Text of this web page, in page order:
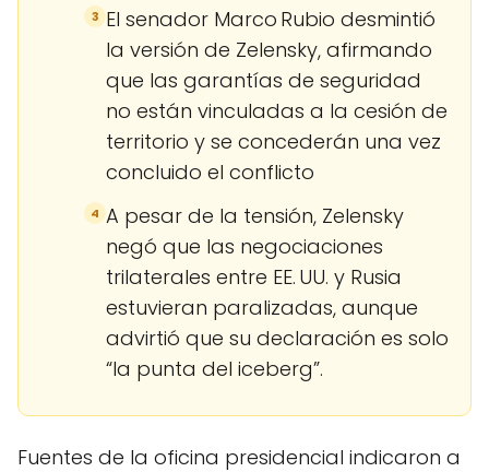
3 El senador Marco Rubio desmintió
la versión de Zelensky, afirmando
que las garantías de seguridad
no están vinculadas a la cesión de
territorio y se concederán una vez
concluido el conflicto
4 A pesar de la tensión, Zelensky
negó que las negociaciones
trilaterales entre EE. UU. y Rusia
estuvieran paralizadas, aunque
advirtió que su declaración es solo
“la punta del iceberg”.
Fuentes de la oficina presidencial indicaron a